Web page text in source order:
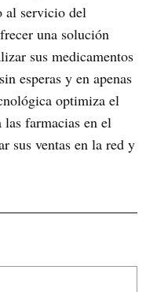
al servicio del
una solución
sus medicamentos
esperas y en apenas
optimiza el
farmacias en el
sus ventas en la red y